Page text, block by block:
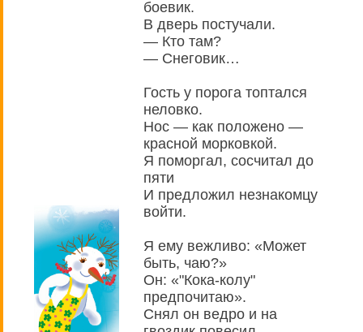
боевик.
В дверь постучали.
— Кто там?
— Снеговик…
Гость у порога топтался
неловко.
Нос — как положено —
красной морковкой.
Я поморгал, сосчитал до
пяти
И предложил незнакомцу
войти.
Я ему вежливо: «Может
быть, чаю?»
Он: «"Кока-колу"
предпочитаю».
Снял он ведро и на